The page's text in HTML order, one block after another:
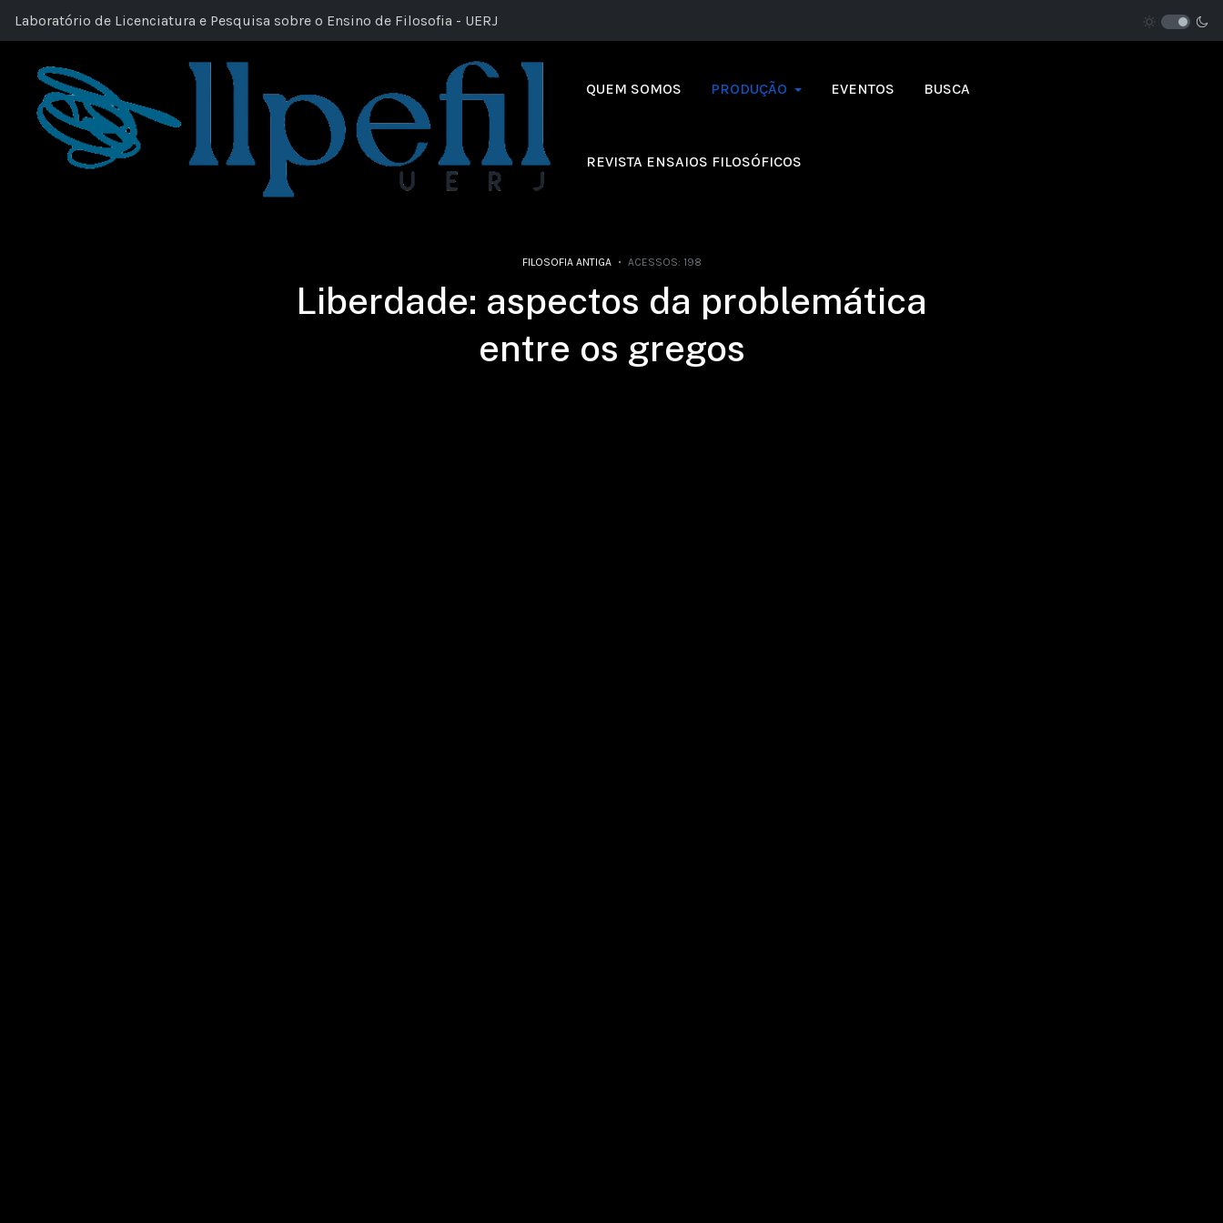
Laboratório de Licenciatura e Pesquisa sobre o Ensino de Filosofia - UERJ
QUEM SOMOS PRODUÇÃO EVENTOS BUSCA
REVISTA ENSAIOS FILOSÓFICOS
FILOSOFIA ANTIGA ACESSOS: 198
Liberdade: aspectos da problemática
entre os gregos